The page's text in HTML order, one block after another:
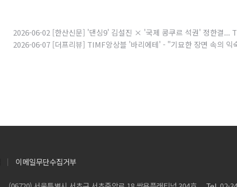
2026-06-02 [한산신문] '댄싱9' 김설진 × '국제 콩쿠르 석권' 정한결...
2026-06-07 [더프리뷰] TIMF앙상블 '바리에테' - "기묘한 장면 속의 익
이메일무단수집거부